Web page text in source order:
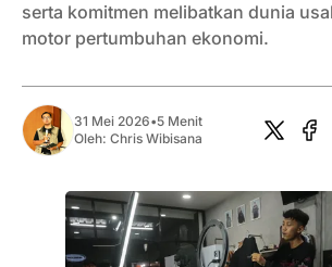
serta komitmen melibatkan dunia
motor pertumbuhan ekonomi.
31 Mei 2026•5 Menit
Oleh: Chris Wibisana